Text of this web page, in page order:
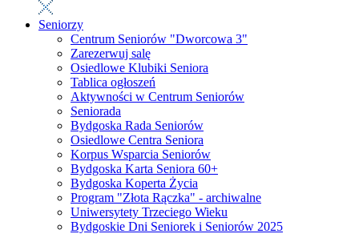
Seniorzy
Centrum Seniorów "Dworcowa 3"
Zarezerwuj salę
Osiedlowe Klubiki Seniora
Tablica ogłoszeń
Aktywności w Centrum Seniorów
Seniorada
Bydgoska Rada Seniorów
Osiedlowe Centra Seniora
Korpus Wsparcia Seniorów
Bydgoska Karta Seniora 60+
Bydgoska Koperta Życia
Program "Złota Rączka" - archiwalne
Uniwersytety Trzeciego Wieku
Bydgoskie Dni Seniorek i Seniorów 2025